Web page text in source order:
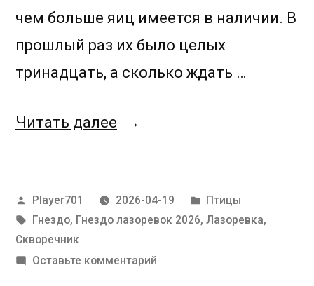
чем больше яиц имеется в наличии. В
прошлый раз их было целых
тринадцать, а сколько ждать …
Читать далее «Яйца,
Написано
автором
Player701 2026-04-19
Написано
в
Птицы
Метки:
Гнездо, Гнездо лазоревок 2026, Лазоревка,
Скворечник
Оставьте комментарийк